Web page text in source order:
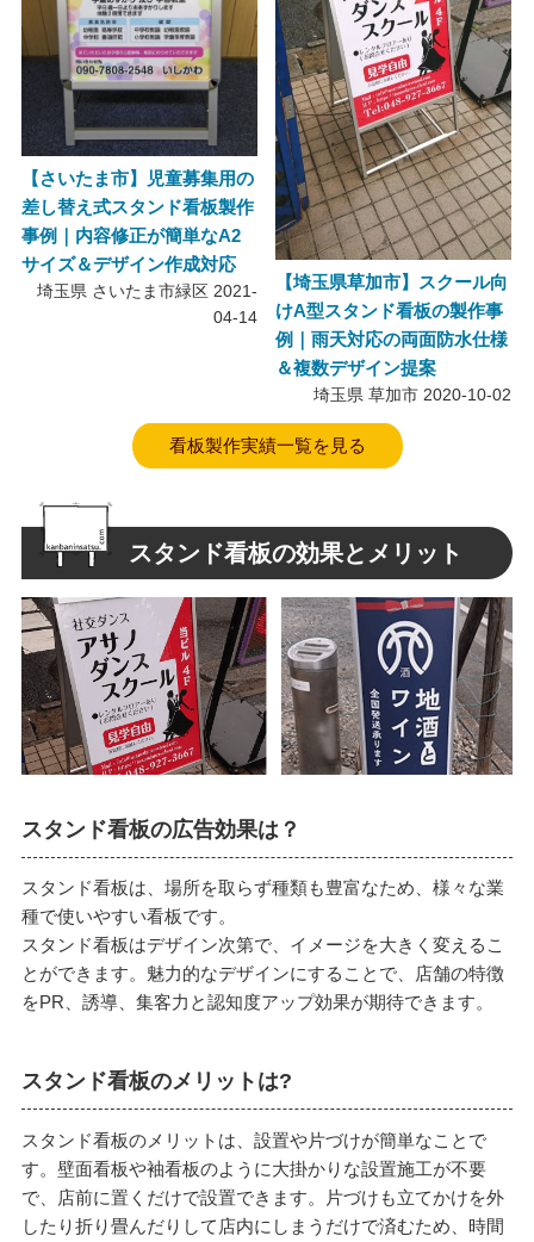
【さいたま市】児童募集用の
差し替え式スタンド看板製作
事例｜内容修正が簡単なA2
サイズ＆デザイン作成対応
埼玉県 さいたま市緑区 2021-
04-14
【埼玉県草加市】スクール向
けA型スタンド看板の製作事
例｜雨天対応の両面防水仕様
＆複数デザイン提案
埼玉県 草加市 2020-10-02
看板製作実績一覧を見る
スタンド看板の効果とメリット
スタンド看板の広告効果は？
スタンド看板は、場所を取らず種類も豊富なため、様々な業
種で使いやすい看板です。
スタンド看板はデザイン次第で、イメージを大きく変えるこ
とができます。魅力的なデザインにすることで、店舗の特徴
をPR、誘導、集客力と認知度アップ効果が期待できます。
スタンド看板のメリットは?
スタンド看板のメリットは、設置や片づけが簡単なことで
す。壁面看板や袖看板のように大掛かりな設置施工が不要
で、店前に置くだけで設置できます。片づけも立てかけを外
したり折り畳んだりして店内にしまうだけで済むため、時間